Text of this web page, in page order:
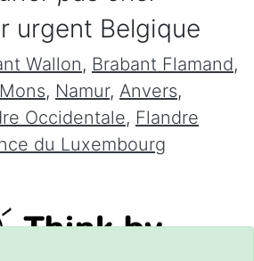
urgent Belgique
Wallon, Brabant Flamand,
Mons, Namur, Anvers,
Occidentale, Flandre
du Luxembourg